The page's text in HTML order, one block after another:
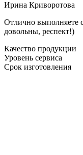
Ирина Криворотова
Отлично выполняете
довольны, респект!)
Качество продукции
Уровень сервиса
Срок изготовления